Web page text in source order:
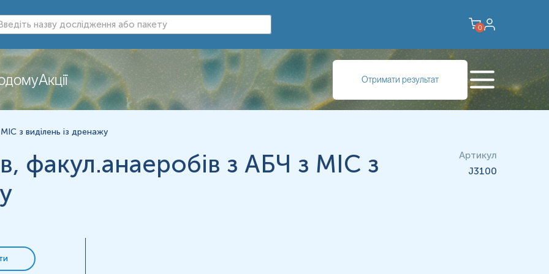
0
Акції Отримати результат
із дренажу
можуть змінюватися у відповідності до зміни тест-систем.
імунобіологічними, протигрибковими препаратами.
з виділень із дренажу
факул.анаеробів з АБЧ з МІС з
Артикул
J3100